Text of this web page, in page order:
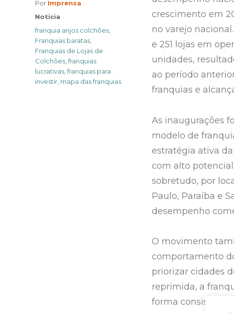
crescimento em
no varejo
e 251 lojas em
unidades,
ao período
franquias e
As inaugurações
modelo de
estratégia ativa
com alto
sobretudo, por
Paulo, Paraíba e
desempenho
O movimento
comportamento
priorizar cidades
reprimida, a
forma
Por Author
Imprensa
Categories
Notícia
Tags
franquia anjos colchões,
Franquias baratas,
Franquias de Lojas de
Colchões,franquias
lucrativas,franquias para
investir, mapa das franquias